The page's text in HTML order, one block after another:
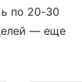
по 20-30
— еще